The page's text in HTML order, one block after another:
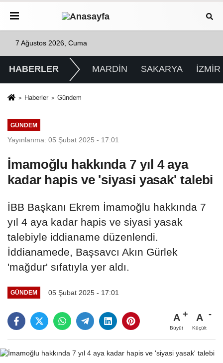
7 Ağustos 2026, Cuma
HABERLER MARDİN SAKARYA İZMİR
Haberler Gündem
GÜNDEM
Yayınlanma: 05 Şubat 2025 - 17:01
İmamoğlu hakkında 7 yıl 4 aya
kadar hapis ve 'siyasi yasak' talebi
İBB Başkanı Ekrem İmamoğlu hakkında 7
yıl 4 aya kadar hapis ve siyasi yasak
talebiyle iddianame düzenlendi.
İddianamede, Başsavcı Akın Gürlek
'mağdur' sıfatıyla yer aldı.
GÜNDEM 05 Şubat 2025 - 17:01
A
Büyüt
A
Küçült